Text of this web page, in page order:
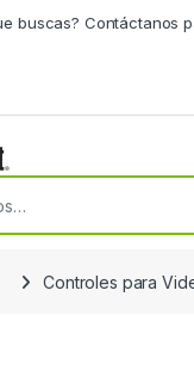
buscas? Contáctanos
Controles para